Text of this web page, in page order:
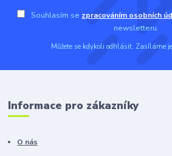
Souhlasím se zpracováním osobních
newsletteru.
Můžete se kdykoli odhlásit. Zasíláme
Informace pro zákazníky
O nás